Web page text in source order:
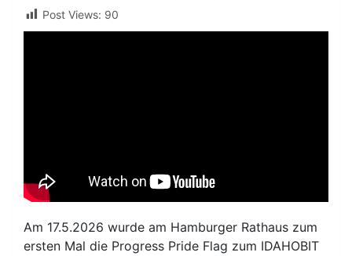
Post Views: 90
Am 17.5.2026 wurde am Hamburger Rathaus zum
ersten Mal die Progress Pride Flag zum IDAHOBIT